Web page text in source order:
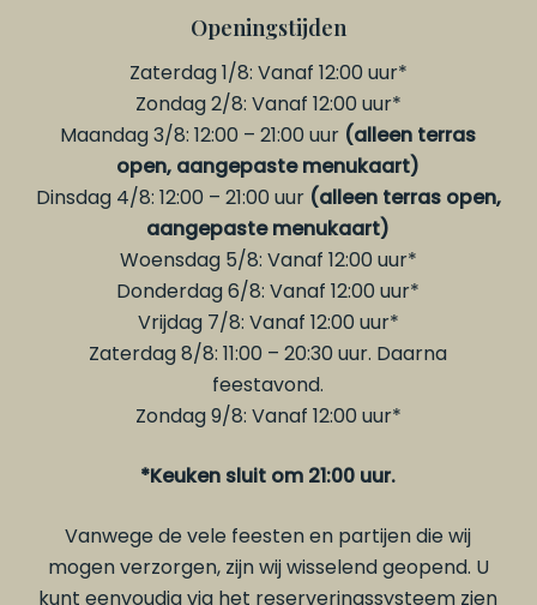
Openingstijden
Zaterdag 1/8: Vanaf 12:00 uur*
Zondag 2/8: Vanaf 12:00 uur*
Maandag 3/8: 12:00 – 21:00 uur (alleen terras
open, aangepaste menukaart)
Dinsdag 4/8: 12:00 – 21:00 uur (alleen terras open,
aangepaste menukaart)
Woensdag 5/8: Vanaf 12:00 uur*
Donderdag 6/8: Vanaf 12:00 uur*
Vrijdag 7/8: Vanaf 12:00 uur*
Zaterdag 8/8: 11:00 – 20:30 uur. Daarna
feestavond.
Zondag 9/8: Vanaf 12:00 uur*
*Keuken sluit om 21:00 uur.
Vanwege de vele feesten en partijen die wij
mogen verzorgen, zijn wij wisselend geopend. U
kunt eenvoudig via het reserveringssysteem zien